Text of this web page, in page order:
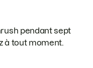
pendant sept
à tout moment.